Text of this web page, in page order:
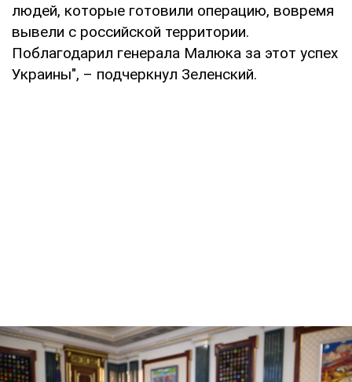
людей, которые готовили операцию, вовремя
вывели с российской территории.
Поблагодарил генерала Малюка за этот успех
Украины", – подчеркнул Зеленский.